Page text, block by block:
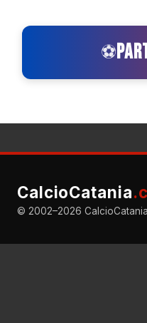
⚽
CalcioCatania
© 2002–2026